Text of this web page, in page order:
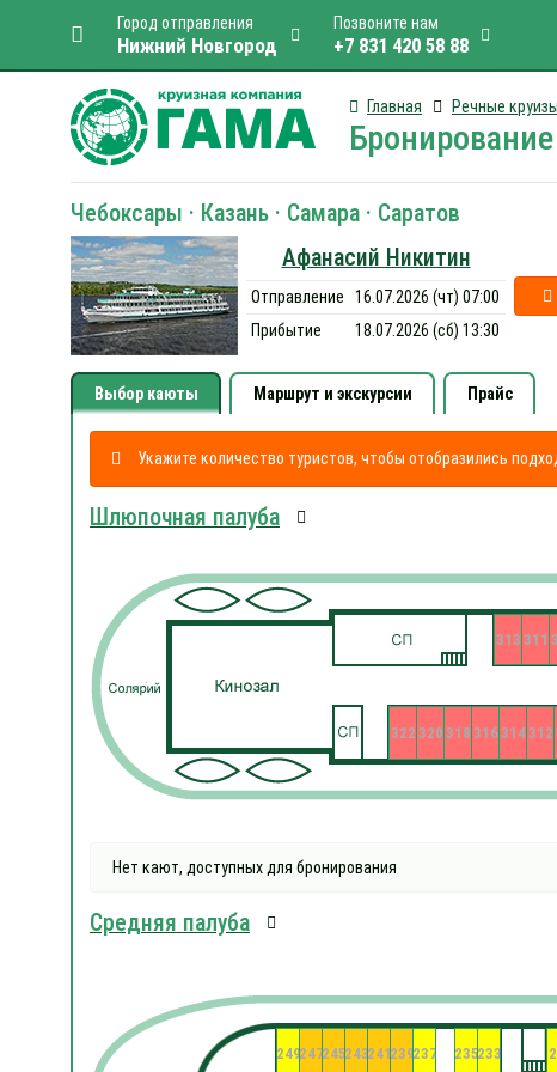
Город отправления
Нижний Новгород
Позвоните нам
+7 831 420 58 88
Главная Речные круизы
Чебоксары · Казань · Самара · Саратов
Афанасий Никитин
Отправление
16.07.2026 (чт) 07:00
Прибытие
18.07.2026 (сб) 13:30
Выбор каюты Маршрут и экскурсии Прайс
Укажите количество туристов, чтобы отобразились
Шлюпочная палуба
311
312
313
314
316
318
320
322
Нет кают, доступных для бронирования
Средняя палуба
233
235
237
239
241
243
245
247
249